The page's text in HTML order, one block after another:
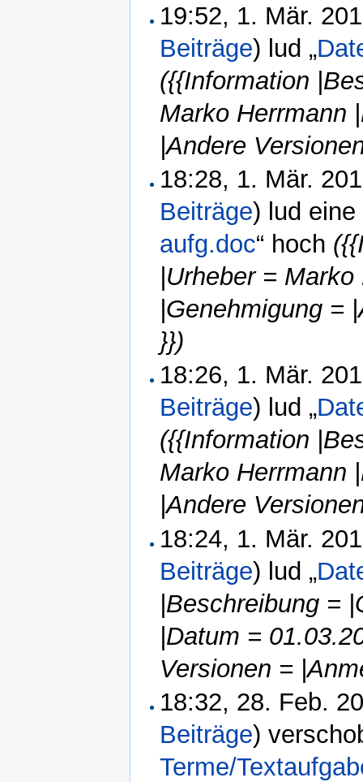
19:52, 1. Mär.
Beiträge) lud „
({{Information
Marko Herrmann
|Andere
18:28, 1. Mär.
Beiträge) lud
aufg.doc“ hoch
|Urheber =
|Genehmigung =
}})
18:26, 1. Mär.
Beiträge) lud „
({{Information
Marko Herrmann
|Andere
18:24, 1. Mär.
Beiträge) lud „
|Beschreibung =
|Datum =
Versionen =
18:32, 28. Feb.
Beiträge)
Terme/